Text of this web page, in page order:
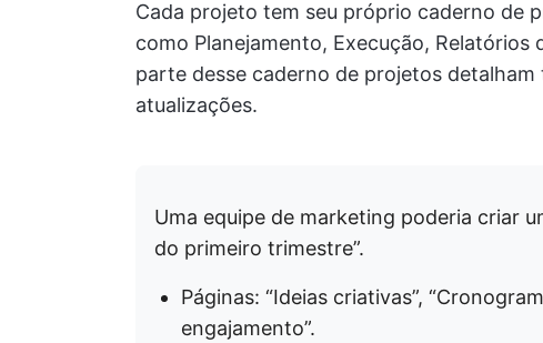
Cada projeto tem seu próprio caderno de
como Planejamento, Execução, Relatórios
parte desse caderno de projetos
atualizações.
Uma equipe de marketing poderia criar
do primeiro trimestre”.
Páginas: “Ideias criativas”,
engajamento”.